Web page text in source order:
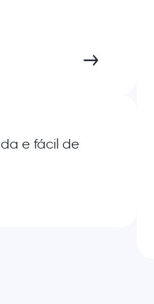
e fácil de